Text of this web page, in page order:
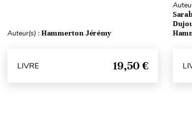
Auteur(s) : Hammerton Jérémy
LIVRE 19,50 €